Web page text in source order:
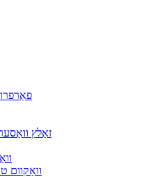
זאַלץ
וואַקוום